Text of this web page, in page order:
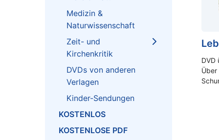
DVD
Über
Medizin &
Naturwissenschaft
Zeit- und
Kirchenkritik
DVDs von anderen
Verlagen
Kinder-Sendungen
KOSTENLOS
KOSTENLOSE PDF